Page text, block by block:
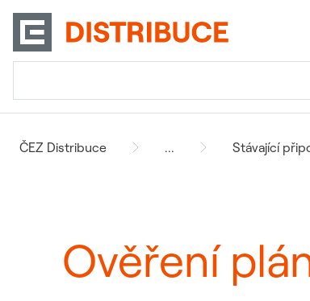
ČEZ Distribuce ... Stávající
Ověření